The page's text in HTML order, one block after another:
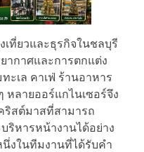
ที่ยวและธุรกิจในชลบุรี
ากาศและการตกแต่ง
ะเล คาเฟ่ ร้านอาหาร
หลายออร์แกไนเซอร์จึง
สต์มาสที่สามารถ
ริหารหน้างานได้อย่าง
นึ่งในทีมงานที่ได้รับคำ